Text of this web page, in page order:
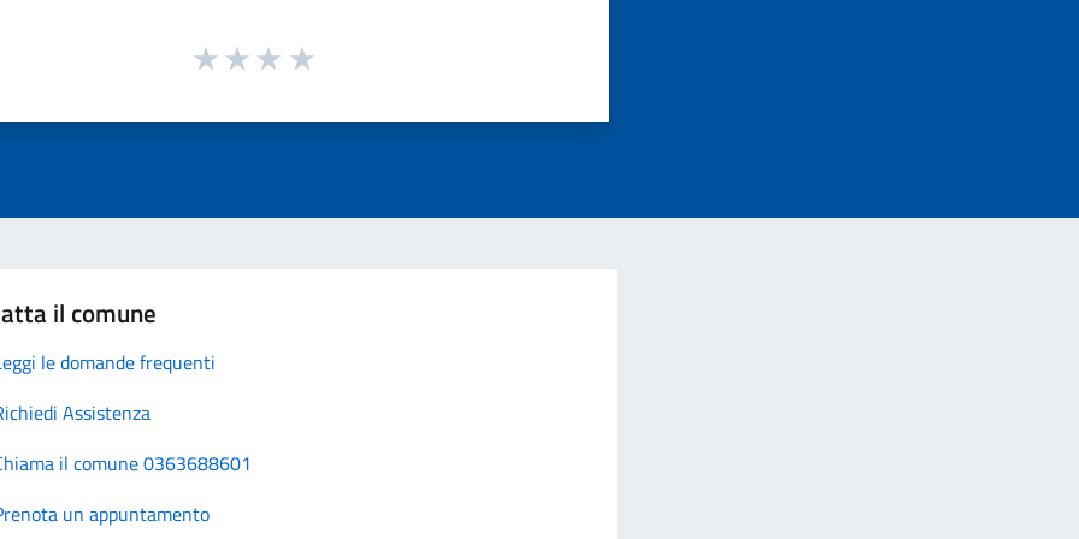
il comune
le domande frequenti
Assistenza
il comune 0363688601
un appuntamento